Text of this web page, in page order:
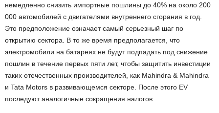
немедленно снизить импортные пошлины до 40% на около 200
000 автомобилей с двигателями внутреннего сгорания в год.
Это предположение означает самый серьезный шаг по
открытию сектора. В то же время предполагается, что
электромобили на батареях не будут подпадать под снижение
пошлин в течение первых пяти лет, чтобы защитить инвестиции
таких отечественных производителей, как Mahindra & Mahindra
и Tata Motors в развивающемся секторе. После этого EV
последуют аналогичные сокращения налогов.